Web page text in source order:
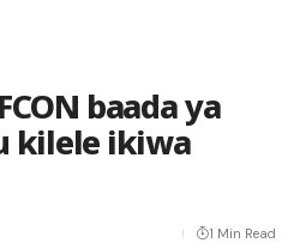
baada ya
kilele ikiwa
1 Min Read